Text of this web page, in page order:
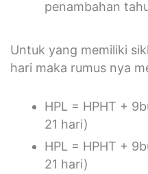
penambahan
Untuk yang memiliki
hari maka rumus nya
HPL = HPHT +
21 hari)
HPL = HPHT +
21 hari)